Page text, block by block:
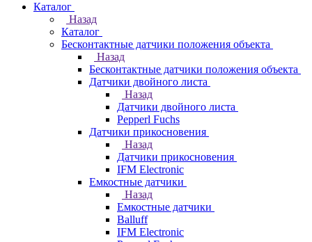
Каталог
Назад
Каталог
Бесконтактные датчики положения объекта
Назад
Бесконтактные датчики положения объекта
Датчики двойного листа
Назад
Датчики двойного листа
Pepperl Fuchs
Датчики прикосновения
Назад
Датчики прикосновения
IFM Electronic
Емкостные датчики
Назад
Емкостные датчики
Balluff
IFM Electronic